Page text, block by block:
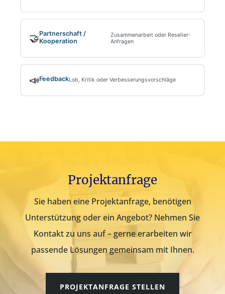
🤝Partnerschaft /
Kooperation
Zusammenarbeit oder Reseller-
Anfragen
📣FeedbackLob, Kritik oder Verbesserungsvorschläge
Projektanfrage
Sie haben eine Projektanfrage, benötigen
Unterstützung oder ein Angebot? Nehmen Sie
Kontakt zu uns auf – gerne erarbeiten wir
passende Lösungen gemeinsam mit Ihnen.
PROJEKTANFRAGE STELLEN